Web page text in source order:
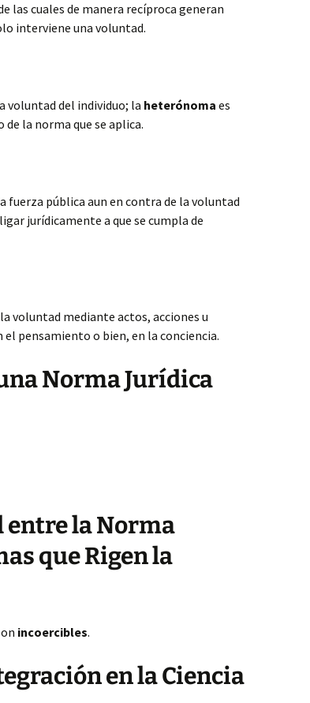
las cuales de manera recíproca generan
interviene una voluntad.
voluntad del individuo; la heterónoma es
la norma que se aplica.
fuerza pública aun en contra de la voluntad
jurídicamente a que se cumpla de
voluntad mediante actos, acciones u
el pensamiento o bien, en la conciencia.
Norma Jurídica
entre la Norma
que Rigen la
incoercibles.
en la Ciencia